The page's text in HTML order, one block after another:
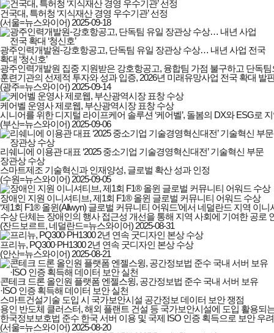
건국대, 특허청 ‘지식재산 경영 우수기관’ 선정
(서울=뉴스와이어) 2025-09-18
광주인력개발원-강호항공고, 단독팀 유일 장관상 수상… 내년 사업 전국
확대 ‘청신호’
광주인력개발원 집중 지원받은 강호항공고, 융합팀 가점 불구하고 단독
훈련기관의 선제적 투자와 성과 입증, 2026년 미래유망사업 전국 확대 발
(광주=뉴스와이어) 2025-09-14
케어벨 운영사 제로웹, 부산광역시장 표창 수상
시니어를 위한 디지털 라이프케어 솔루션 ‘케어벨’, 돌봄의 DX와 ESG로
(부산=뉴스와이어) 2025-09-06
리쉐니에 이용관 대표 ‘2025 중소기업 기술경영혁신대전’ 기술혁신 부문
장관상 수상
스마트제조 기술혁신과 인재양성, 글로벌 확산 성과 인정
(수원=뉴스와이어) 2025-09-05
장애인 지원 이니셔티브, 제1회 F1® 올윈 글로벌 커뮤니티 어워드 수상
‘제1회 F1® 올윈(Allwyn) 글로벌 커뮤니티 어워드’에서 네덜란드 지역
수상 단체는 장애인의 행사 접근성 개선을 통해 지역 사회에 기여한 공로
(잔드보르트, 네덜란드=뉴스와이어) 2025-08-31
프리뉴, PQ300·PH1300 2년 연속 굿디자인 본상 수상
(안산=뉴스와이어) 2025-08-21
콘테크 드론 올인원 플랫폼 엔젤스윙, 공간정보법 준수 국내 서버 보유
·ISO 인증 획득해 데이터 보안 실천
스마트건설기술 도입 시 국가보안시설 공간정보 데이터 보안 쟁점
용인 반도체 클러스터, 해외 플랜트 건설 등 국가보안시설에 도입 활용되
한국정보보호법 준수 한국 서버 이용 및 국제 ISO 인증 획득으로 보안 우
(서울=뉴스와이어) 2025-08-20